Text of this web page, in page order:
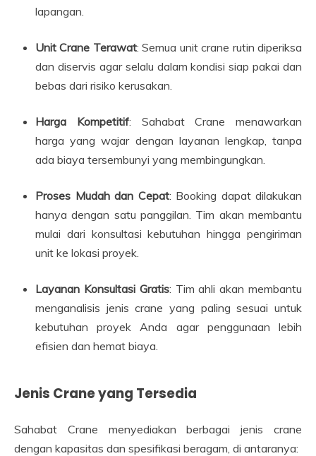
lapangan.
Unit Crane Terawat: Semua unit crane rutin diperiksa
dan diservis agar selalu dalam kondisi siap pakai dan
bebas dari risiko kerusakan.
Harga Kompetitif: Sahabat Crane menawarkan
harga yang wajar dengan layanan lengkap, tanpa
ada biaya tersembunyi yang membingungkan.
Proses Mudah dan Cepat: Booking dapat dilakukan
hanya dengan satu panggilan. Tim akan membantu
mulai dari konsultasi kebutuhan hingga pengiriman
unit ke lokasi proyek.
Layanan Konsultasi Gratis: Tim ahli akan membantu
menganalisis jenis crane yang paling sesuai untuk
kebutuhan proyek Anda agar penggunaan lebih
efisien dan hemat biaya.
Jenis Crane yang Tersedia
Sahabat Crane menyediakan berbagai jenis crane
dengan kapasitas dan spesifikasi beragam, di antaranya: